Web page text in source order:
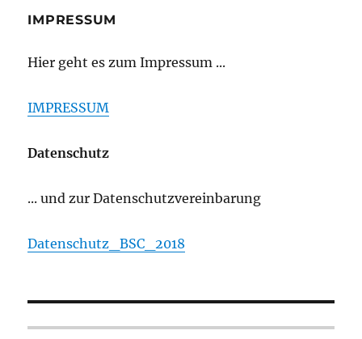
IMPRESSUM
Hier geht es zum Impressum ...
IMPRESSUM
Datenschutz
... und zur Datenschutzvereinbarung
Datenschutz_BSC_2018